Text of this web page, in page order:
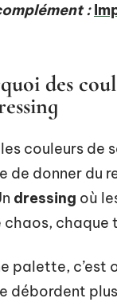
:
des
couleurs de
de donner du
dressing où
chaque
palette, c’est
débordent